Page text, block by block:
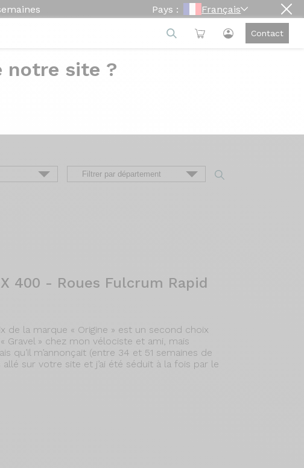
Pays : Français
Contact
notre site ?
du vélo à sa livraison, en passant
400 - Roues Fulcrum Rapid
de la marque « Origine » est un second choix
Gravel » chez mon vélociste et ami, mais
qu’il m’annonçait (entre 34 et 51 semaines de
sur votre site et j’ai été séduit à la fois par le